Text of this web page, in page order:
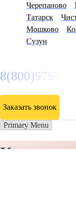
Черепаново
Татарск
Мошково
Сузун
8(800)9797043
Заказать звонок
Primary Menu
Курсы